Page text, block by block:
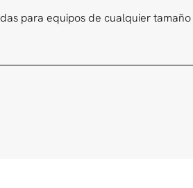
para equipos de cualquier